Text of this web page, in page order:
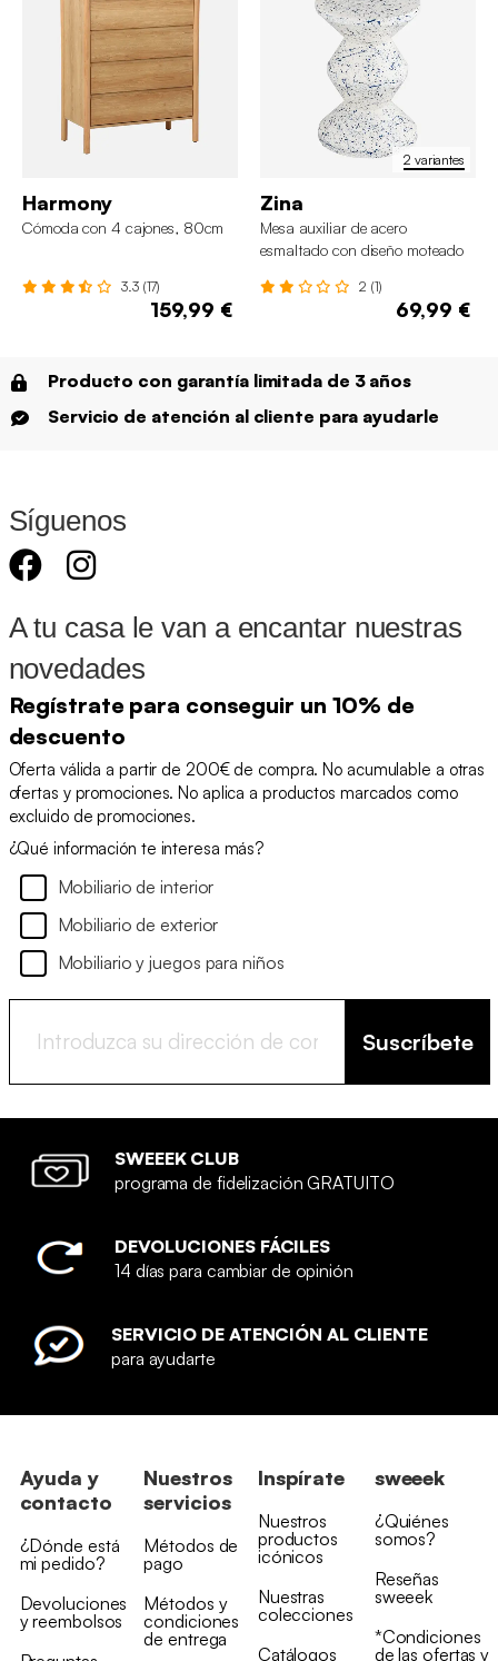
Harmony
Cómoda con 4 cajones, 80cm
3.3 (17)
159,99 €
2 variantes
Zina
Mesa auxiliar de acero
esmaltado con diseño moteado
2 (1)
69,99 €
Producto con garantía limitada de 3 años
Servicio de atención al cliente para ayudarle
Síguenos
A tu casa le van a encantar nuestras
novedades
Regístrate para conseguir un 10% de
descuento
Oferta válida a partir de 200€ de compra. No acumulable a otras
ofertas y promociones. No aplica a productos marcados como
excluido de promociones.
¿Qué información te interesa más?
Mobiliario de interior
Mobiliario de exterior
Mobiliario y juegos para niños
Suscríbete
SWEEEK CLUB
programa de fidelización GRATUITO
DEVOLUCIONES FÁCILES
14 días para cambiar de opinión
SERVICIO DE ATENCIÓN AL CLIENTE
para ayudarte
Ayuda y
contacto
¿Dónde está
mi pedido?
Devoluciones
y reembolsos
Nuestros
servicios
Métodos de
pago
Métodos y
condiciones
de entrega
Inspírate
Nuestros
productos
icónicos
Nuestras
colecciones
Catálogos
sweeek
¿Quiénes
somos?
Reseñas
sweeek
*Condiciones
de las ofertas y